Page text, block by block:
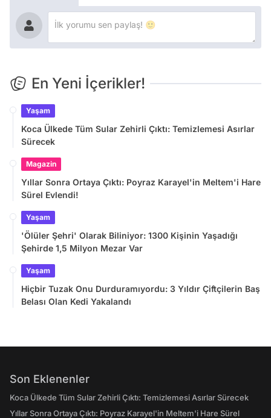
En Yeni İçerikler!
Yaşam
Koca Ülkede Tüm Sular Zehirli Çıktı: Temizlemesi Asırlar
Sürecek
Magazin
Yıllar Sonra Ortaya Çıktı: Poyraz Karayel'in Meltem'i Hare
Sürel Evlendi!
Yaşam
'Ölüler Şehri' Olarak Biliniyor: 1300 Kişinin Yaşadığı
Şehirde 1,5 Milyon Mezar Var
Yaşam
Hiçbir Tuzak Onu Durduramıyordu: 3 Yıldır Çiftçilerin Baş
Belası Olan Kedi Yakalandı
Son Eklenenler
Koca Ülkede Tüm Sular Zehirli Çıktı: Temizlemesi Asırlar Sürecek
Yıllar Sonra Ortaya Çıktı: Poyraz Karayel'in Meltem'i Hare Sürel